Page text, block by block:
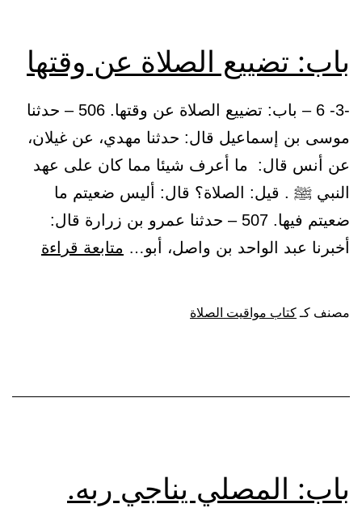
باب: تضييع الصلاة عن وقتها
-3- 6 – باب: تضييع الصلاة عن وقتها. 506 – حدثنا
موسى بن إسماعيل قال: حدثنا مهدي، عن غيلان،
عن أنس قال: ما أعرف شيئا مما كان على عهد
النبي ﷺ . قيل: الصلاة؟ قال: أليس ضعيتم ما
ضعيتم فيها. 507 – حدثنا عمرو بن زرارة قال:
أخبرنا عبد الواحد بن واصل، أبو… متابعة قراءة
مصنف كـ كتاب مواقيت الصلاة
باب: المصلي يناجي ربه.